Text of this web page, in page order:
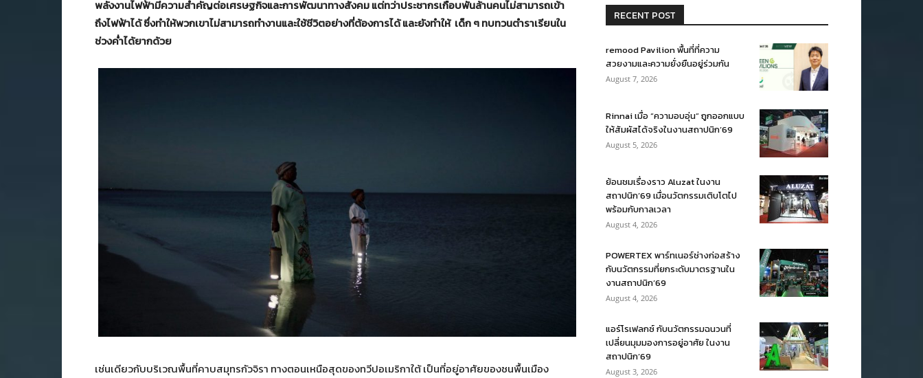
พลังงานไฟฟ้ามีความสำคัญต่อเศรษฐกิจและการพัฒนาทางสังคม แต่ทว่าประชากรเกือบพันล้านคนไม่สามารถเข้า
ถึงไฟฟ้าได้ ซึ่งทำให้พวกเขาไม่สามารถทำงานและใช้ชีวิตอย่างที่ต้องการได้ และยังทำให้ เด็ก ๆ ทบทวนตำราเรียนใน
ช่วงค่ำได้ยากด้วย
เช่นเดียวกับบริเวณพื้นที่คาบสมุทรกัวจิรา ทางตอนเหนือสุดของทวีปอเมริกาใต้ เป็นที่อยู่อาศัยของชนพื้นเมือง
RECENT POST
remood Pavilion พื้นที่ที่ความ
สวยงามและความยั่งยืนอยู่ร่วมกัน
August 7, 2026
Rinnai เมื่อ “ความอบอุ่น” ถูกออกแบบ
ให้สัมผัสได้จริงในงานสถาปนิก’69
August 5, 2026
ย้อนชมเรื่องราว Aluzat ในงาน
สถาปนิก’69 เมื่อนวัตกรรมเติบโตไป
พร้อมกับกาลเวลา
August 4, 2026
POWERTEX พาร์ทเนอร์ช่างก่อสร้าง
กับนวัตกรรมที่ยกระดับมาตรฐานใน
งานสถาปนิก’69
August 4, 2026
แอร์โรเฟลกซ์ กับนวัตกรรมฉนวนที่
เปลี่ยนมุมมองการอยู่อาศัย ในงาน
สถาปนิก’69
August 3, 2026